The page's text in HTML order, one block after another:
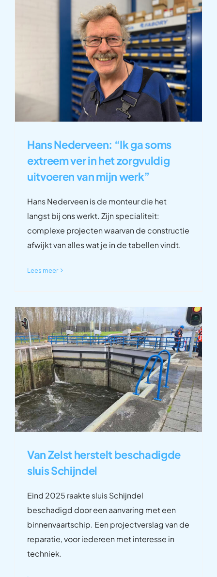
Hans Nederveen: “Ik ga soms
extreem ver in het zorgvuldig
uitvoeren van mijn werk”
Hans Nederveen is de monteur die het
langst bij ons werkt. Zijn specialiteit:
complexe projecten waarvan de constructie
afwijkt van alles wat je in de tabellen vindt.
Lees meer
Van Zelst herstelt beschadigde
sluis Schijndel
Eind 2025 raakte sluis Schijndel
beschadigd door een aanvaring met een
binnenvaartschip. Een projectverslag van de
reparatie, voor iedereen met interesse in
techniek.